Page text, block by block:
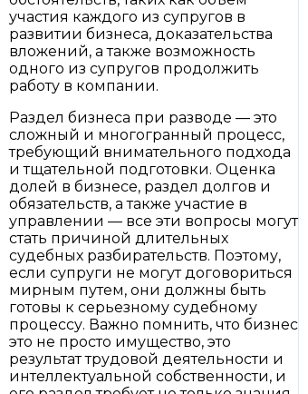
участия каждого из супругов в
развитии бизнеса, доказательства
вложений, а также возможность
одного из супругов продолжить
работу в компании.
Раздел бизнеса при разводе — это
сложный и многогранный процесс,
требующий внимательного подхода
и тщательной подготовки. Оценка
долей в бизнесе, раздел долгов и
обязательств, а также участие в
управлении — все эти вопросы могут
стать причиной длительных
судебных разбирательств. Поэтому,
если супруги не могут договориться
мирным путем, они должны быть
готовы к серьезному судебному
процессу. Важно помнить, что бизнес
это не просто имущество, это
результат трудовой деятельности и
интеллектуальной собственности, и